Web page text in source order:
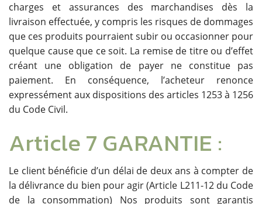
charges et assurances des marchandises dès la
livraison effectuée, y compris les risques de dommages
que ces produits pourraient subir ou occasionner pour
quelque cause que ce soit. La remise de titre ou d’effet
créant une obligation de payer ne constitue pas
paiement. En conséquence, l’acheteur renonce
expressément aux dispositions des articles 1253 à 1256
du Code Civil.
Article 7 GARANTIE :
Le client bénéficie d’un délai de deux ans à compter de
la délivrance du bien pour agir (Article L211-12 du Code
de la consommation) Nos produits sont garantis